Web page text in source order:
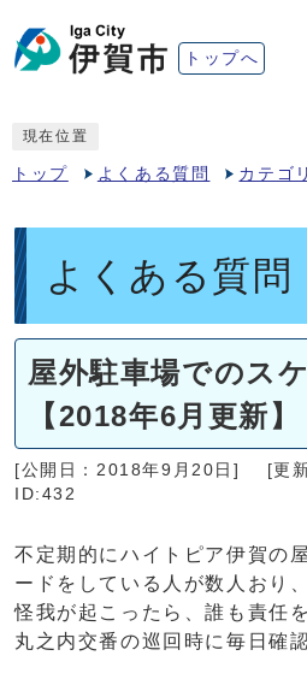
トップへ
現在位置
トップ よくある質問 カテゴ
よくある質問
屋外駐車場でのス
【2018年6月更新】
[公開日：2018年9月20日]
[更
ID:432
不定期的にハイトピア伊賀の
ードをしている人が数人おり
怪我が起こったら、誰も責任
丸之内交番の巡回時に毎日確